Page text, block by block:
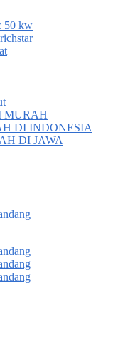
50 kw
MURAH
DI INDONESIA
DI JAWA